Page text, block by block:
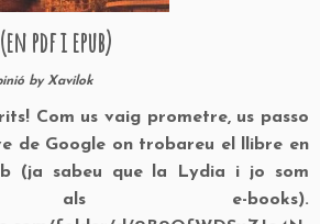
pdf i epub)
byXavilok
Com us vaig prometre, us passo
de Google on trobareu el llibre en
(ja sabeu que la Lydia i jo som
als e-books).